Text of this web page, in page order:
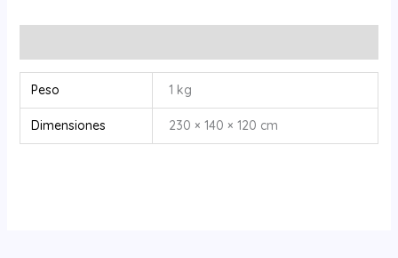
Peso 1 kg
Dimensiones 230 × 140 × 120 cm